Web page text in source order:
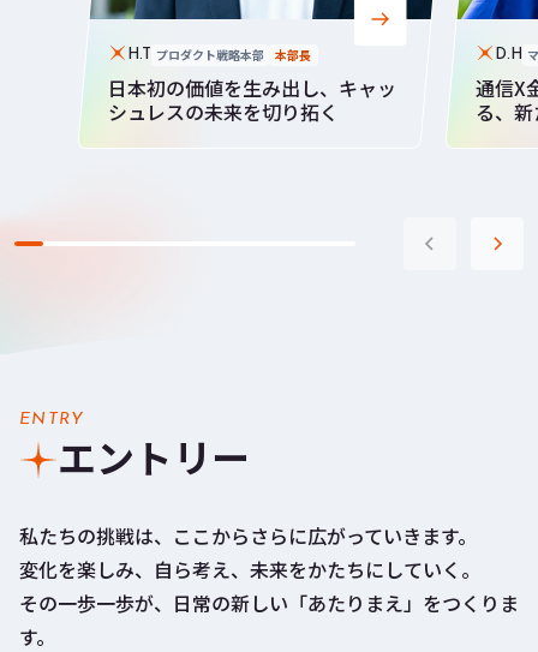
H.T プロダクト戦略本部 本部長
日本初の価値を生み出し、キャッ
シュレスの未来を切り拓く
D.H
通信X
る、
ENTRY
エントリー
私たちの挑戦は、ここからさらに広がっていきます。
変化を楽しみ、自ら考え、未来をかたちにしていく。
その一歩一歩が、日常の新しい「あたりまえ」をつくりま
す。